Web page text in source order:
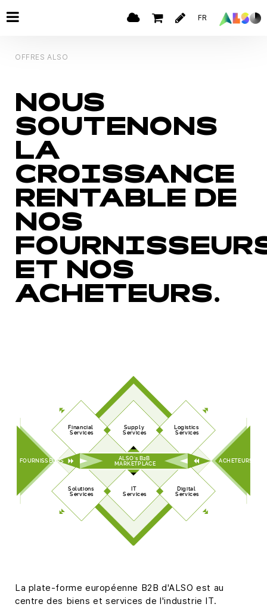
FR
OFFRES ALSO
NOUS
SOUTENONS
LA
CROISSANCE
RENTABLE DE
NOS
ET NOS
ACHETEURS.
Financial
Services
Supply
Services
Logistics
Services
Solutions
Services
IT
Services
Digital
Services
ALSO's B2B
MARKETPLACE
FOURNISSEURS ACHETEURS
La plate-forme européenne B2B d'ALSO est au
centre des biens et services de l'industrie IT.